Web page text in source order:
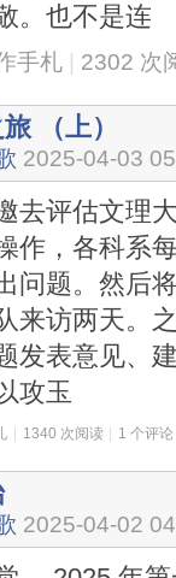
。也不是连
手札 2302 次
（上）
2025-04-03
去评估文理
作，各科系
问题。然后
来访两天。
发表意见、
攻玉
1340 次阅读 1 个评论
2025-04-02